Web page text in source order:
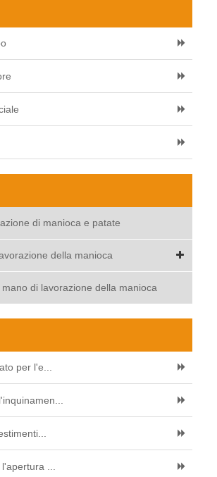
di manioca e patate
della manioca
di lavorazione della manioca
per l'e...
...